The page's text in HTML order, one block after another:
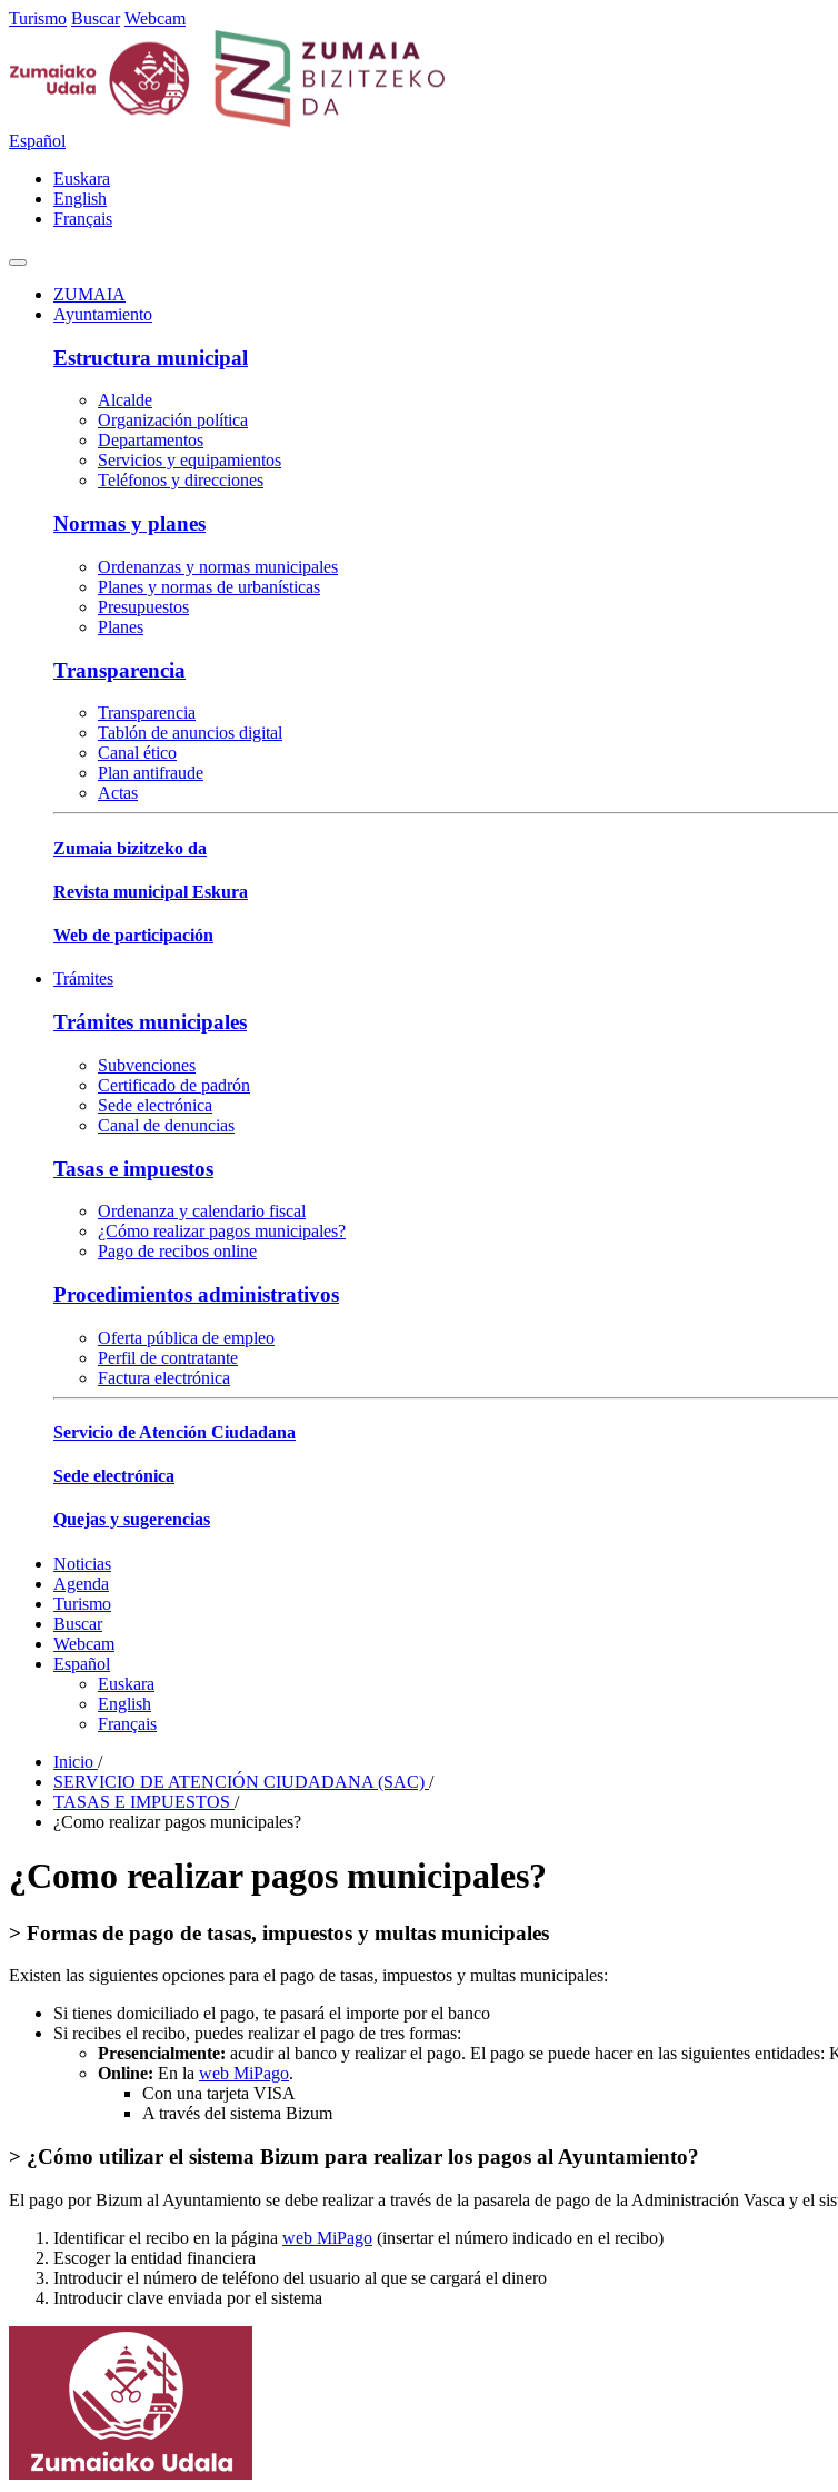
Turismo Buscar Webcam
Español
Euskara
English
Français
ZUMAIA
Ayuntamiento
Estructura municipal
Alcalde
Organización política
Departamentos
Servicios y equipamientos
Teléfonos y direcciones
Normas y planes
Ordenanzas y normas municipales
Planes y normas de urbanísticas
Presupuestos
Planes
Transparencia
Transparencia
Tablón de anuncios digital
Canal ético
Plan antifraude
Actas
Zumaia bizitzeko da
Revista municipal Eskura
Web de participación
Trámites
Trámites municipales
Subvenciones
Certificado de padrón
Sede electrónica
Canal de denuncias
Tasas e impuestos
Ordenanza y calendario fiscal
¿Cómo realizar pagos municipales?
Pago de recibos online
Procedimientos administrativos
Oferta pública de empleo
Perfil de contratante
Factura electrónica
Servicio de Atención Ciudadana
Sede electrónica
Quejas y sugerencias
Noticias
Agenda
Turismo
Buscar
Webcam
Español
Euskara
English
Français
Inicio /
SERVICIO DE ATENCIÓN CIUDADANA (SAC) /
TASAS E IMPUESTOS /
¿Como realizar pagos municipales?
¿Como realizar pagos municipales?
> Formas de pago de tasas, impuestos y multas municipales
Existen las siguientes opciones para el pago de tasas, impuestos y multas municipales:
Si tienes domiciliado el pago, te pasará el importe por el banco
Si recibes el recibo, puedes realizar el pago de tres formas:
Presencialmente: acudir al banco y realizar el pago. El pago se puede hacer en las siguientes entidades:
Online: En la web MiPago.
Con una tarjeta VISA
A través del sistema Bizum
> ¿Cómo utilizar el sistema Bizum para realizar los pagos al Ayuntamiento?
El pago por Bizum al Ayuntamiento se debe realizar a través de la pasarela de pago de la Administración Vasca y el
Identificar el recibo en la página web MiPago (insertar el número indicado en el recibo)
Escoger la entidad financiera
Introducir el número de teléfono del usuario al que se cargará el dinero
Introducir clave enviada por el sistema